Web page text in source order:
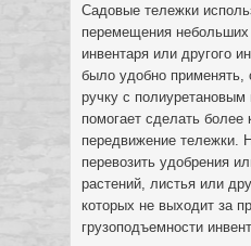
Садовые тележки
перемещения небольших
инвентаря или другого
было удобно
ручку с
помогает сделать
передвижение тележки.
перевозить удобрения
растений, листья или
которых не выходит за
грузоподъемности